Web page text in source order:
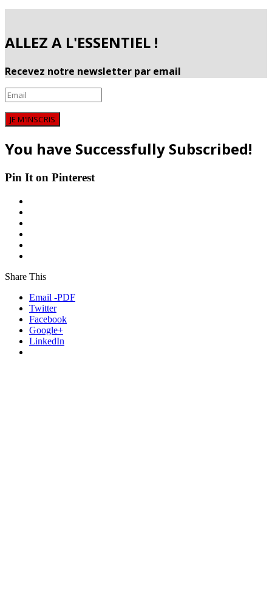
ALLEZ A L'ESSENTIEL !
Recevez notre newsletter par email
JE M'INSCRIS
You have Successfully Subscribed!
Pin It on Pinterest
Share This
Email -PDF
Twitter
Facebook
Google+
LinkedIn